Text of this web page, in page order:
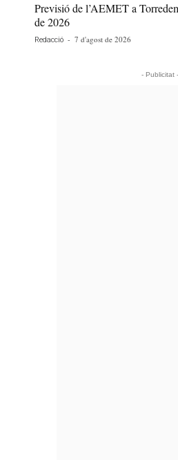
Previsió de l’AEMET a
de 2026
Redacció - 7 d'agost de 2026
- Publicitat -